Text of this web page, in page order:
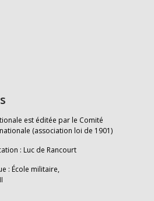
est éditée par le Comité
(association loi de 1901)
: Luc de Rancourt
: École militaire,